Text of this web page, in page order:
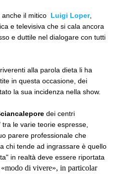
il mitico Luigi Loper,
e televisiva che si cala ancora
e duttile nel dialogare con tutti
alla parola dieta li ha
in questa occasione, dei
la sua incidenza nella show.
dei centri
le varie teorie espresse,
parere professionale che
chi tende ad ingrassare è quello
in realtà deve essere riportata
«modo di vivere», in particolar